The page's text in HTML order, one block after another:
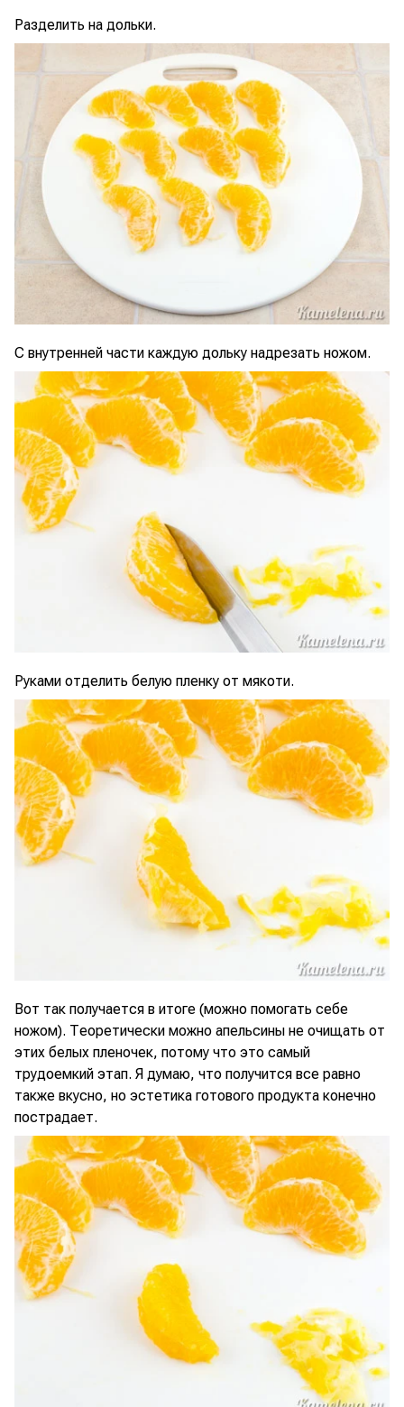
Разделить на дольки.
С внутренней части каждую дольку надрезать ножом.
Руками отделить белую пленку от мякоти.
Вот так получается в итоге (можно помогать себе
ножом). Теоретически можно апельсины не очищать от
этих белых пленочек, потому что это самый
трудоемкий этап. Я думаю, что получится все равно
также вкусно, но эстетика готового продукта конечно
пострадает.